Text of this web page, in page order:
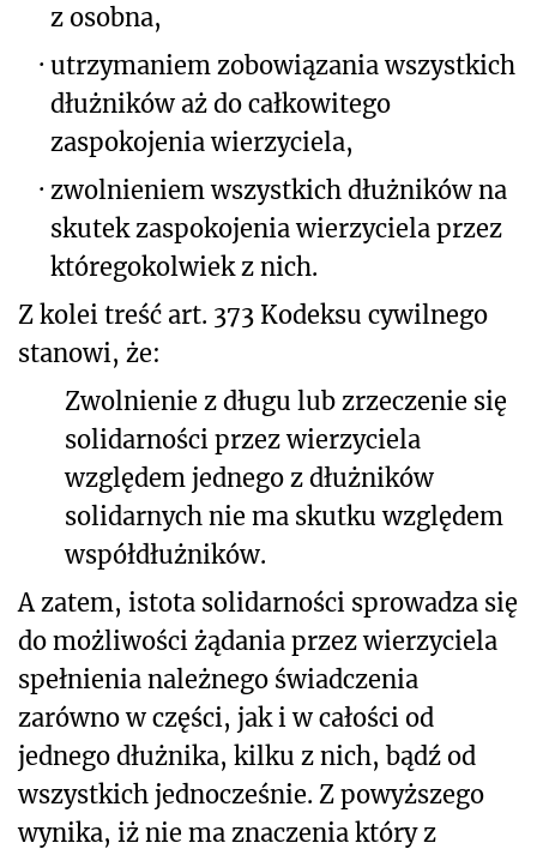
z osobna,
· utrzymaniem zobowiązania wszystkich
dłużników aż do całkowitego
zaspokojenia wierzyciela,
· zwolnieniem wszystkich dłużników na
skutek zaspokojenia wierzyciela przez
któregokolwiek z nich.
Z kolei treść art. 373 Kodeksu cywilnego
stanowi, że:
Zwolnienie z długu lub zrzeczenie się
solidarności przez wierzyciela
względem jednego z dłużników
solidarnych nie ma skutku względem
współdłużników.
A zatem, istota solidarności sprowadza się
do możliwości żądania przez wierzyciela
spełnienia należnego świadczenia
zarówno w części, jak i w całości od
jednego dłużnika, kilku z nich, bądź od
wszystkich jednocześnie. Z powyższego
wynika, iż nie ma znaczenia który z